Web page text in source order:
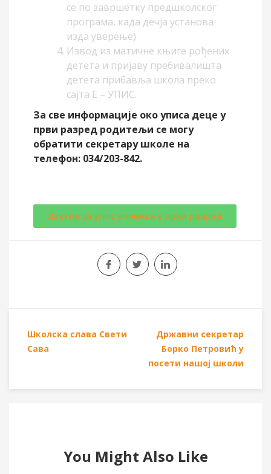
се по завршетку предшколског
програма, када дечја установа
изда уверење)
Извод из матичне књиге рођених
детета и пријаву пребивалишта
детета прибавља школа преко
сајта Е – УПИС.
За све информације око уписа деце у
први разред родитељи се могу
обратити секретару школе на
телефон: 034/203-842.
Захтев за упис ученика у први разред
Школска слава Свети
Сава
Државни секретар
Борко Петровић у
посети нашој школи
You Might Also Like